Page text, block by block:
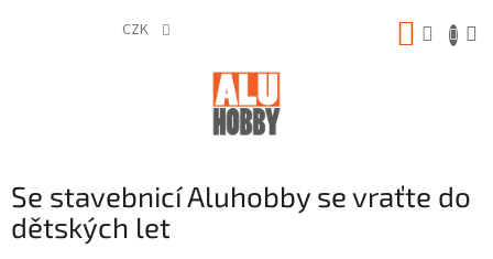
CZK
Se stavebnicí Aluhobby se vraťte do
dětských let